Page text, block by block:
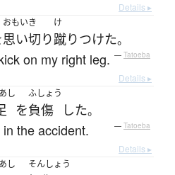
Details ▸
おもいき
思い切り
け
蹴りつけた。
on my right leg. — Tatoeba
Details ▸
し
を
ふしょう
負傷 した。
the accident. — Tatoeba
Details ▸
し そんしょう